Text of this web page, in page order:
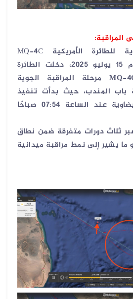
المراقبة:
للطائرة الأمريكية MQ-4C
في صباح يوم 15 يوليو 2025، دخلت الطائرة
MQ-
مرحلة المراقبة الجوية
باب المندب، حيث بدأت تنفيذ
عند الساعة 07:54 صباحًا
ثلاث دورات متفرقة ضمن نطاق
ما يشير إلى نمط مراقبة ميدانية